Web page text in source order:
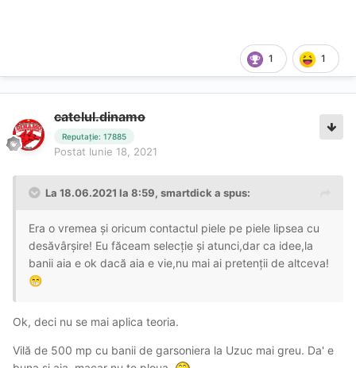
1 1
catelul.dinamo
Reputație: 17885
Postat Iunie 18, 2021
La 18.06.2021 la 8:59, smartdick a spus:
Era o vremea și oricum contactul piele pe piele lipsea cu
desăvârșire! Eu făceam selecție și atunci,dar ca idee,la
banii aia e ok dacă aia e vie,nu mai ai pretenții de altceva!
😁
Ok, deci nu se mai aplica teoria.
Vilă de 500 mp cu banii de garsoniera la Uzuc mai greu. Da' e